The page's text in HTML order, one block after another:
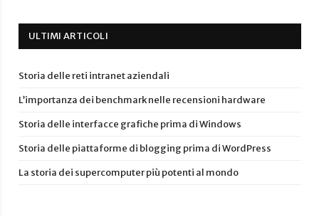
ULTIMI ARTICOLI
Storia delle reti intranet aziendali
L’importanza dei benchmark nelle recensioni hardware
Storia delle interfacce grafiche prima di Windows
Storia delle piattaforme di blogging prima di WordPress
La storia dei supercomputer più potenti al mondo